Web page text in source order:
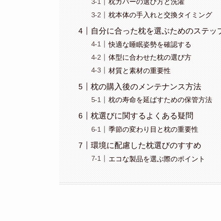
枕カバーの選び方と洗濯
枕本体の手入れと交換タイミング
自分に合った枕を選ぶためのステッ
快適な睡眠姿勢を確認する
体型に合わせた枕の選び方
材質と素材の重要性
枕の購入後のメンテナンス方法
枕の寿命を延ばすための保管方法
枕選びに関するよくある疑問
季節の変わり目と枕の重要性
環境に配慮した枕選びのすすめ
エコな製品を選ぶ際のポイント